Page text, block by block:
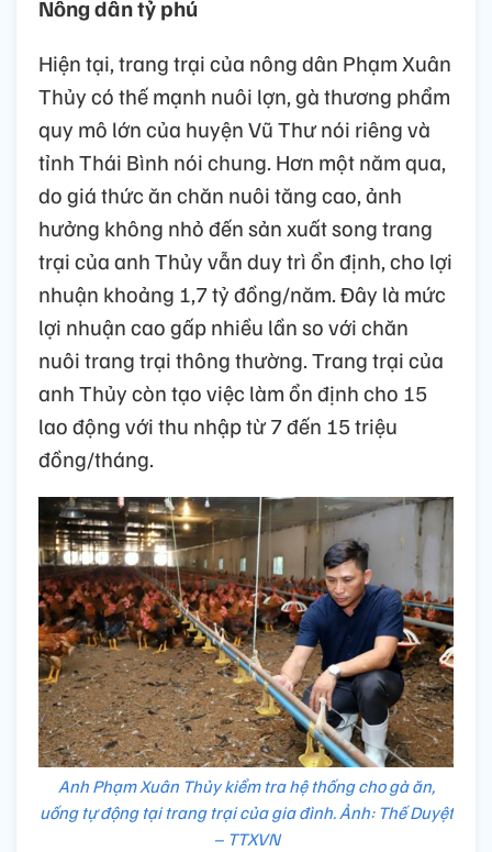
Nông dân tỷ phú
Hiện tại, trang trại của nông dân Phạm Xuân
Thủy có thế mạnh nuôi lợn, gà thương phẩm
quy mô lớn của huyện Vũ Thư nói riêng và
tỉnh Thái Bình nói chung. Hơn một năm qua,
do giá thức ăn chăn nuôi tăng cao, ảnh
hưởng không nhỏ đến sản xuất song trang
trại của anh Thủy vẫn duy trì ổn định, cho lợi
nhuận khoảng 1,7 tỷ đồng/năm. Đây là mức
lợi nhuận cao gấp nhiều lần so với chăn
nuôi trang trại thông thường. Trang trại của
anh Thủy còn tạo việc làm ổn định cho 15
lao động với thu nhập từ 7 đến 15 triệu
đồng/tháng.
Anh Phạm Xuân Thủy kiểm tra hệ thống cho gà ăn,
uống tự động tại trang trại của gia đình. Ảnh: Thế Duyệt
– TTXVN